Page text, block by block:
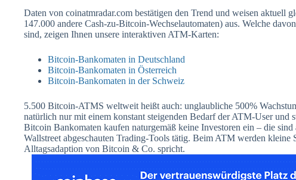
Daten von coinatmradar.com bestätigen den Trend und weisen aktuell
147.000 andere Cash-zu-Bitcoin-Wechselautomaten) aus. Welche
sind, zeigen Ihnen unsere interaktiven ATM-Karten:
Bitcoin-Bankomaten in Deutschland
Bitcoin-Bankomaten in Österreich
Bitcoin-Bankomaten in der Schweiz
5.500 Bitcoin-ATMS weltweit heißt auch: unglaubliche 500%
natürlich nur mit einem konstant steigenden Bedarf der ATM-User und
Bitcoin Bankomaten kaufen naturgemäß keine Investoren ein – die sind
Wallstreet abgeschauten Trading-Tools tätig. Beim ATM werden kleine
Alltagsadaption von Bitcoin & Co. spricht.